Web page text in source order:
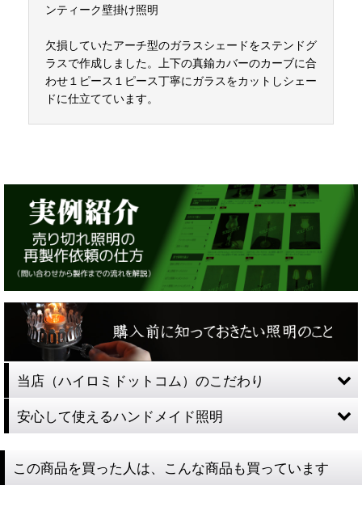
ンティーク壁掛け照明
欠損していたアーチ型のガラスシェードをステンドグ
ラスで作成しました。上下の真鍮カバーのカーブに合
わせ１ピース１ピース丁寧にガラスをカットしシェー
ドに仕立てています。
当店（ハイロミドットコム）のこだわり
安心して使えるハンドメイド照明
この商品を買った人は、こんな商品も買っています